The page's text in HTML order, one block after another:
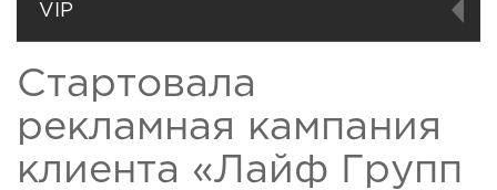
VIP
Стартовала
рекламная кампания
клиента «Лайф Групп